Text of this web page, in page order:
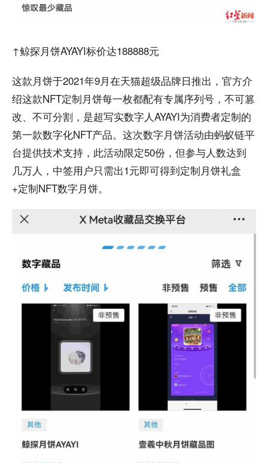
↑鲸探月饼AYAYI标价达188888元
这款月饼于2021年9月在天猫超级品牌日推出，官方介
绍这款NFT定制月饼每一枚都配有专属序列号，不可篡
改、不可分割，是超写实数字人AYAYI为消费者定制的
第一款数字化NFT产品。这次数字月饼活动由蚂蚁链平
台提供技术支持，此活动限定50份，但参与人数达到
几万人，中签用户只需出1元即可得到定制月饼礼盒
+定制NFT数字月饼。